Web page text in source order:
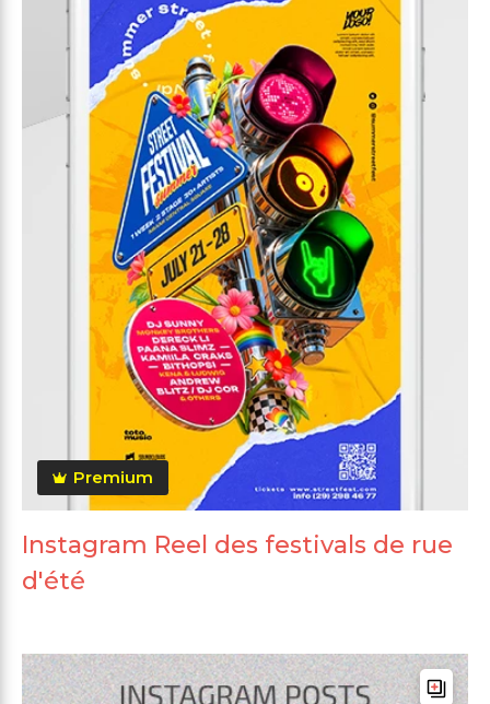
Premium
Instagram Reel des festivals de rue
d'été